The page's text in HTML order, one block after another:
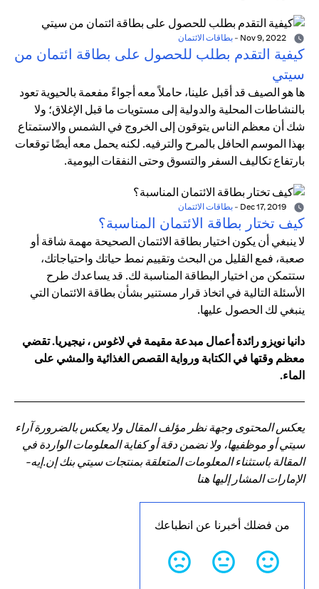
- بطاقات الائتمان
كيفية التقدم بطلب للحصول على بطاقة ائتمان من
سيتي
ها هو الصيف قد أقبل علينا، حاملاً معه أجواءً مفعمة بالحيوية تعود
بالنشاطات المحلية والدولية إلى مستويات ما قبل الإغلاق؛ ولا
شك أن معظم الناس يتوقون إلى الخروج في الشمس والاستمتاع
بهذا الموسم الحافل بالمرح والترفيه. لكنه يحمل معه أيضًا توقعات
بارتفاع تكاليف السفر والتسوق وحتى النفقات اليومية.
- بطاقات الائتمان
كيف تختار بطاقة الائتمان المناسبة؟
لا ينبغي أن يكون اختيار بطاقة الائتمان الصحيحة مهمة شاقة أو
صعبة، فمع القليل من البحث وتقييم نمط حياتك واحتياجاتك،
ستتمكن من اختيار البطاقة المناسبة لك. قد يساعدك طرح
الأسئلة التالية في اتخاذ قرار مستنير بشأن بطاقة الائتمان التي
ينبغي لك الحصول عليها.
دانيا نويزو رائدة أعمال مبدعة مقيمة في لاغوس ، نيجيريا. تقضي
معظم وقتها في الكتابة ورواية القصص الغذائية والمشي على
الماء.
يعكس المحتوى وجهة نظر مؤلف المقال ولا يعكس بالضرورة آراء
سيتي أو موظفيها، ولا نضمن دقة أو كفاية المعلومات الواردة في
المقالة باستثناء المعلومات المتعلقة بمنتجات سيتي بنك إن.إيه-
الإمارات المشار إليها هنا
من فضلك أخبرنا عن انطباعك